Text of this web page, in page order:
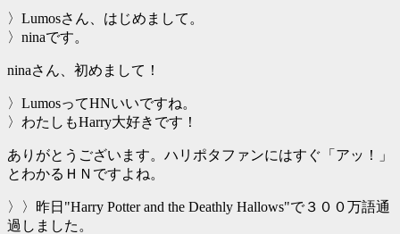
〉Lumosさん、はじめまして。
〉ninaです。
ninaさん、初めまして！
〉LumosってHNいいですね。
〉わたしもHarry大好きです！
ありがとうございます。ハリポタファンにはすぐ「アッ！」
とわかるＨＮですよね。
〉〉昨日"Harry Potter and the Deathly Hallows"で３００万語通
過しました。